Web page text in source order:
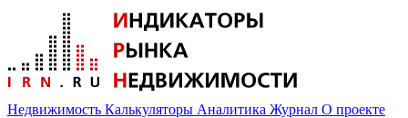
Недвижимость Калькуляторы Аналитика Журнал О проекте